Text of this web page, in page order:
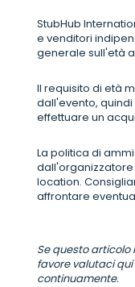
StubHub
e venditori
generale sull'età
Il requisito di età
dall'evento,
effettuare un
La politica di
location.
affrontare
Se questo
favore valutaci
continuamente.